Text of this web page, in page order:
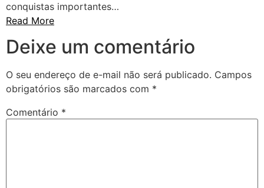
conquistas importantes…
Read More
Deixe um comentário
O seu endereço de e-mail não será publicado. Campos
obrigatórios são marcados com *
Comentário *